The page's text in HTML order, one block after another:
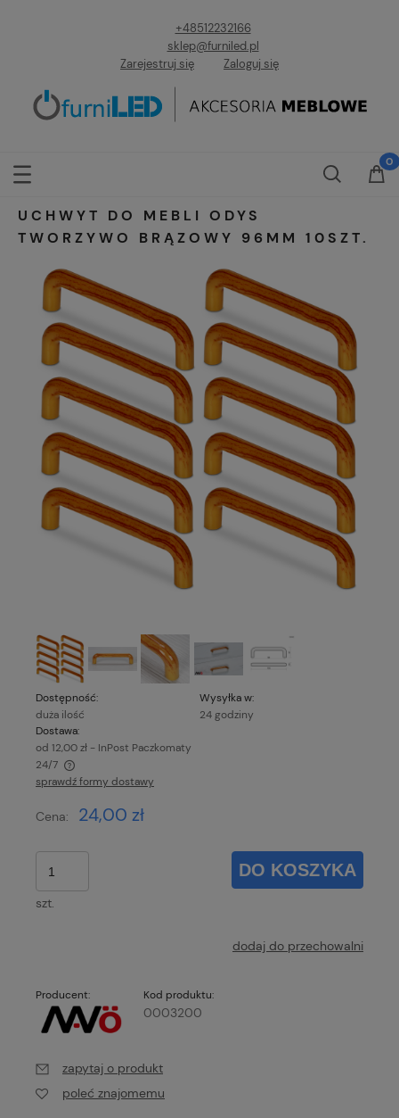
+48512232166
sklep@furniled.pl
Zarejestruj się
Zaloguj się
UCHWYT DO MEBLI ODYS
TWORZYWO BRĄZOWY 96MM 10SZT.
Dostępność:
duża ilość
Wysyłka w:
24 godziny
Dostawa:
od 12,00 zł - InPost Paczkomaty
24/7
Cena nie zawiera ewentualnych kosztów płatności
sprawdź formy dostawy
Cena: 24,00 zł
szt.
DO KOSZYKA
dodaj do przechowalni
Producent: Kod produktu:
0003200
zapytaj o produkt
poleć znajomemu